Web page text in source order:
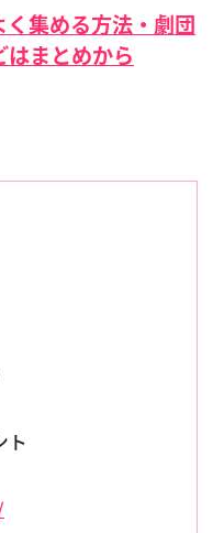
集める方法・劇団
まとめから
ト